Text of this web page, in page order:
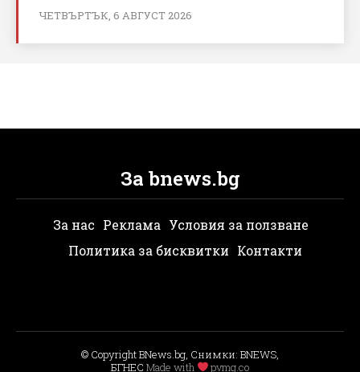
ЧЕТВЪРТЪК, 6 АВГУСТ 2026
За bnews.bg
За нас Реклама Условия за ползване
Политика за бисквитки Контакти
© Copyright BNews.bg, Снимки: BNEWS,
БГНЕС Мade with pvmg.co